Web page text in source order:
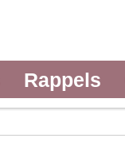
Rappels